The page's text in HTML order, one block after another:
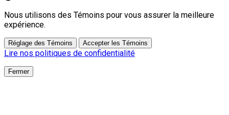
Nous utilisons des Témoins pour vous assurer la meilleure
expérience.
Réglage des Témoins Accepter les Témoins
Lire nos politiques de confidentialité
Fermer